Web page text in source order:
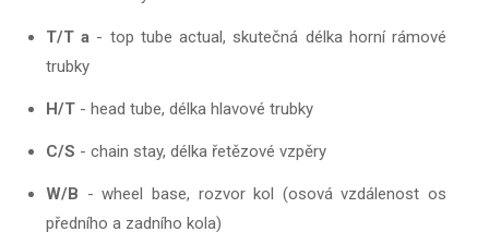
T/T a - top tube actual, skutečná délka horní rámové
trubky
H/T - head tube, délka hlavové trubky
C/S - chain stay, délka řetězové vzpěry
W/B - wheel base, rozvor kol (osová vzdálenost os
předního a zadního kola)